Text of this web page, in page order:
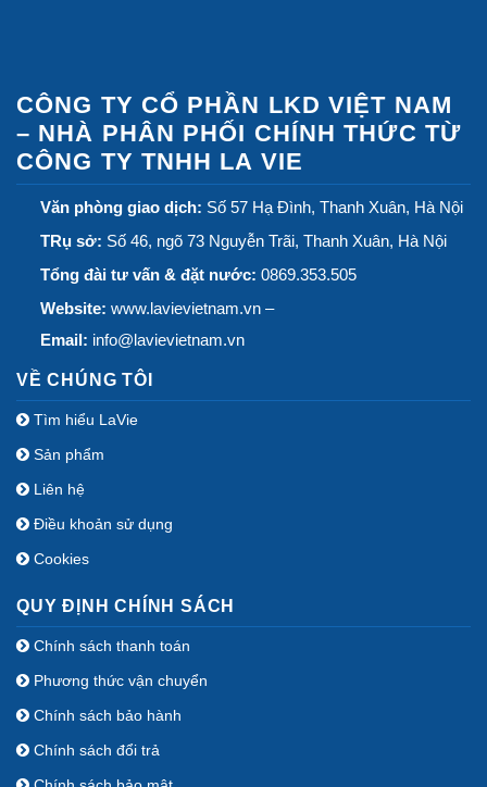
CÔNG TY CỔ PHẦN LKD VIỆT NAM
– NHÀ PHÂN PHỐI CHÍNH THỨC TỪ
CÔNG TY TNHH LA VIE
Văn phòng giao dịch: Số 57 Hạ Đình, Thanh Xuân, Hà Nội
TRụ sở: Số 46, ngõ 73 Nguyễn Trãi, Thanh Xuân, Hà Nội
Tổng đài tư vấn & đặt nước: 0869.353.505
Website: www.lavievietnam.vn –
Email: info@lavievietnam.vn
VỀ CHÚNG TÔI
Tìm hiểu LaVie
Sản phẩm
Liên hệ
Điều khoản sử dụng
Cookies
QUY ĐỊNH CHÍNH SÁCH
Chính sách thanh toán
Phương thức vận chuyển
Chính sách bảo hành
Chính sách đổi trả